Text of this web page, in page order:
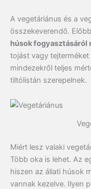
A vegetáriánus és a
összekeverendő.
húsok fogyasztásáról
tojást vagy
mindezekről teljes
tiltólistán szerepelnek.
Miért lesz valaki
Több oka is lehet. Az
hiszen az állati húsok
vannak kezelve. Ilyen